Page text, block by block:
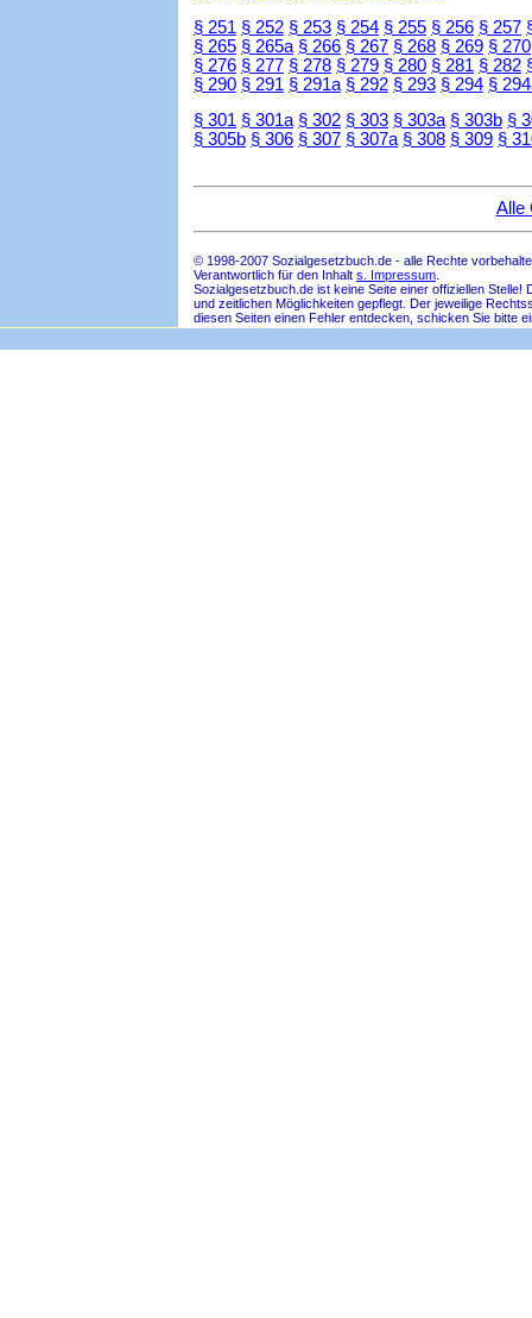
§ 251 § 252 § 253 § 254 § 255 § 256 § 257
§ 265 § 265a § 266 § 267 § 268 § 269 § 270
§ 276 § 277 § 278 § 279 § 280 § 281 § 282
§ 290 § 291 § 291a § 292 § 293 § 294 §
§ 301 § 301a § 302 § 303 § 303a § 303b §
§ 305b § 306 § 307 § 307a § 308 § 309 §
Alle
© 1998-2007 Sozialgesetzbuch.de - alle Rechte
Verantwortlich für den Inhalt s. Impressum
Sozialgesetzbuch.de ist keine Seite einer offiziellen
und zeitlichen Möglichkeiten gepflegt. Der jeweilige
diesen Seiten einen Fehler entdecken, schicken Sie bitte